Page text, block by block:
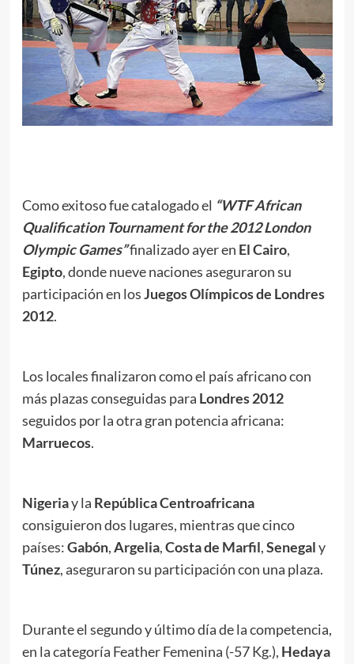
Como exitoso fue catalogado el “WTF African
Qualification Tournament for the 2012 London
Olympic Games”finalizado ayer en El Cairo,
Egipto, donde nueve naciones aseguraron su
participación en losJuegos Olímpicos de Londres
2012.
Los locales finalizaron como el país africano con
más plazas conseguidas para Londres 2012
seguidos por la otra gran potencia africana:
Marruecos.
Nigeriay la República Centroafricana
consiguieron dos lugares, mientras que cinco
países:Gabón,Argelia,Costa de Marfil,Senegaly
Túnez, aseguraron su participación con una plaza.
Durante el segundo y último día de la competencia,
en la categoría Feather Femenina (-57 Kg.), Hedaya